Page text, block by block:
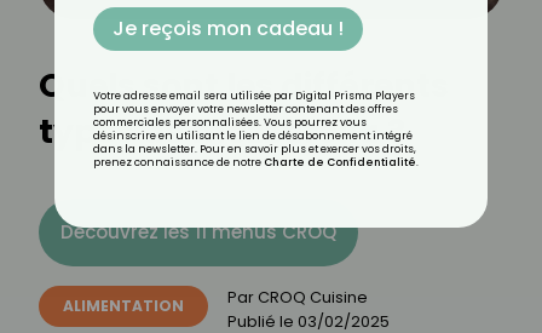
Quels sont les différents
types de mozzarella ?
Découvrez les 11 menus CROQ
ALIMENTATION Par CROQ Cuisine
Publié le 03/02/2025
Je reçois mon cadeau !
Votre adresse email sera utilisée par Digital Prisma Players
pour vous envoyer votre newsletter contenant des offres
commerciales personnalisées. Vous pourrez vous
désinscrire en utilisant le lien de désabonnement intégré
dans la newsletter. Pour en savoir plus et exercer vos droits,
prenez connaissance de notre Charte de Confidentialité.